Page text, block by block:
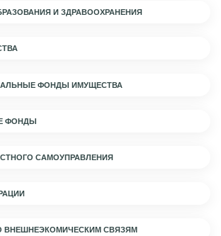
И ЗДРАВООХРАНЕНИЯ
ФОНДЫ ИМУЩЕСТВА
ФОНДЫ
САМОУПРАВЛЕНИЯ
ВНЕШНЕЭКОМИЧЕСКИМ СВЯЗЯМ